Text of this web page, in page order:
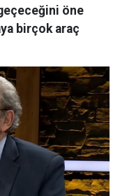
geçeceğini öne
birçok araç